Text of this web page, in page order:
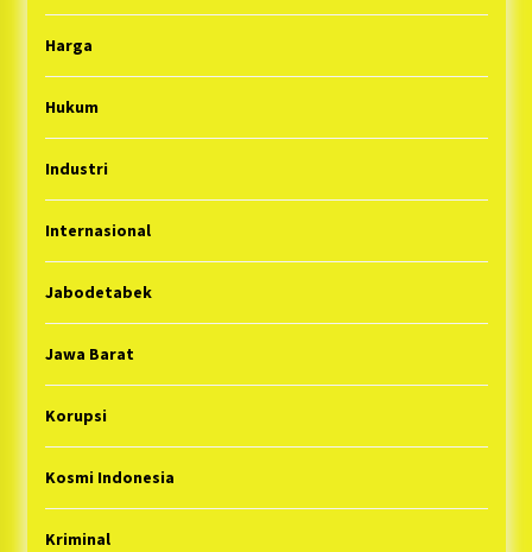
Harga
Hukum
Industri
Internasional
Jabodetabek
Jawa Barat
Korupsi
Kosmi Indonesia
Kriminal